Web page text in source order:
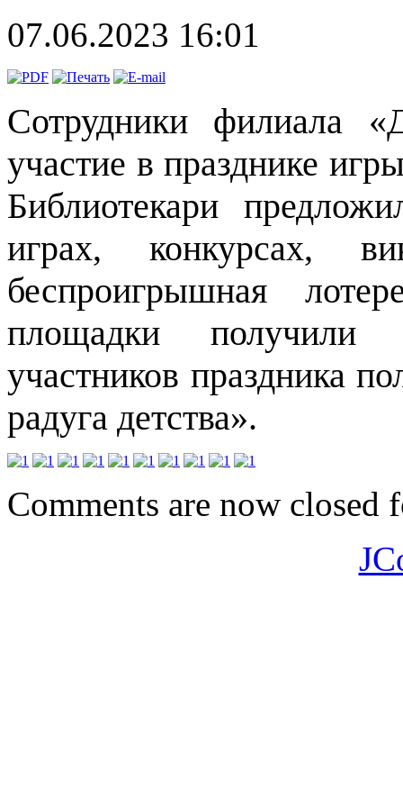
07.06.2023 16:01
Сотрудники филиала
участие в празднике
Библиотекари
играх, конкурсах,
беспроигрышная
площадки
участников праздника
радуга детства».
Comments are now closed